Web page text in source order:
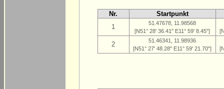
Nr.
Startpunkt
1
51.47678, 11.98568
[N51° 28' 36.41" E11° 59' 8.45"]
2
51.46341, 11.98936
[N51° 27' 48.28" E11° 59' 21.70"]